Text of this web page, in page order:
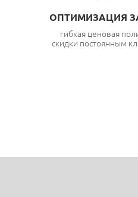
ОПТИМИЗАЦИЯ
гибкая ценовая
скидки постоянным